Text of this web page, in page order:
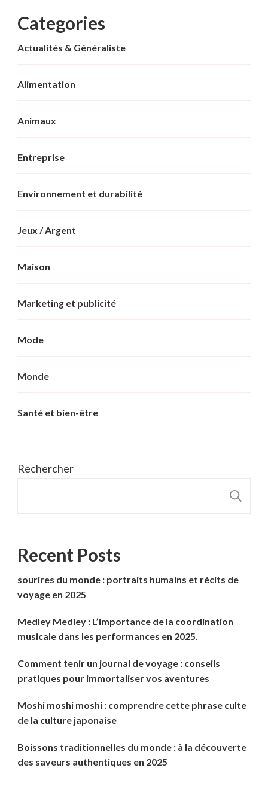
Categories
Actualités & Généraliste
Alimentation
Animaux
Entreprise
Environnement et durabilité
Jeux / Argent
Maison
Marketing et publicité
Mode
Monde
Santé et bien-être
Rechercher
Recent Posts
sourires du monde : portraits humains et récits de
voyage en 2025
Medley Medley : L’importance de la coordination
musicale dans les performances en 2025.
Comment tenir un journal de voyage : conseils
pratiques pour immortaliser vos aventures
Moshi moshi moshi : comprendre cette phrase culte
de la culture japonaise
Boissons traditionnelles du monde : à la découverte
des saveurs authentiques en 2025